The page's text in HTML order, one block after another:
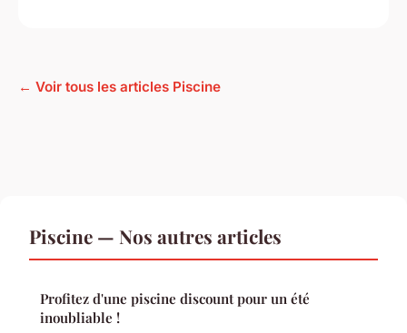
← Voir tous les articles Piscine
Piscine — Nos autres articles
Profitez d'une piscine discount pour un été
inoubliable !